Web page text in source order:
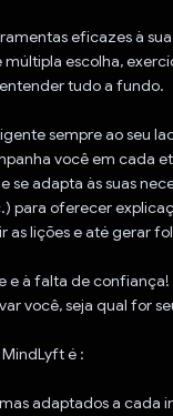
eficazes à
escolha,
tudo a fundo.
sempre ao seu
você em cada
se adapta às suas
para oferecer
as lições e até gerar
e à falta de
você, seja qual for
é :
adaptados a cada